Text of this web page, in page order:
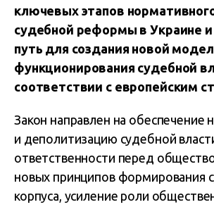
ключевых этапов
судебной реформы в Украине
путь для создания новой
функционирования судебной
соответствии с европейским
Закон направлен на обеспечение
и деполитизацию судебной
ответственности перед
новых принципов формирования
корпуса, усиление роли